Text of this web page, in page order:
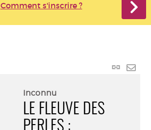
Comment s'inscrire ?
Lien
Inconnu
LE FLEUVE DES
PERLES :